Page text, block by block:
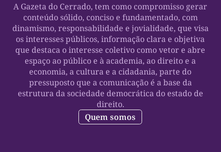
A Gazeta do Cerrado, tem como compromisso gerar
conteúdo sólido, conciso e fundamentado, com
dinamismo, responsabilidade e jovialidade, que visa
os interesses públicos, informação clara e objetiva
que destaca o interesse coletivo como vetor e abre
espaço ao público e à academia, ao direito e a
economia, a cultura e a cidadania, parte do
pressuposto que a comunicação é a base da
estrutura da sociedade democrática do estado de
direito.
Quem somos